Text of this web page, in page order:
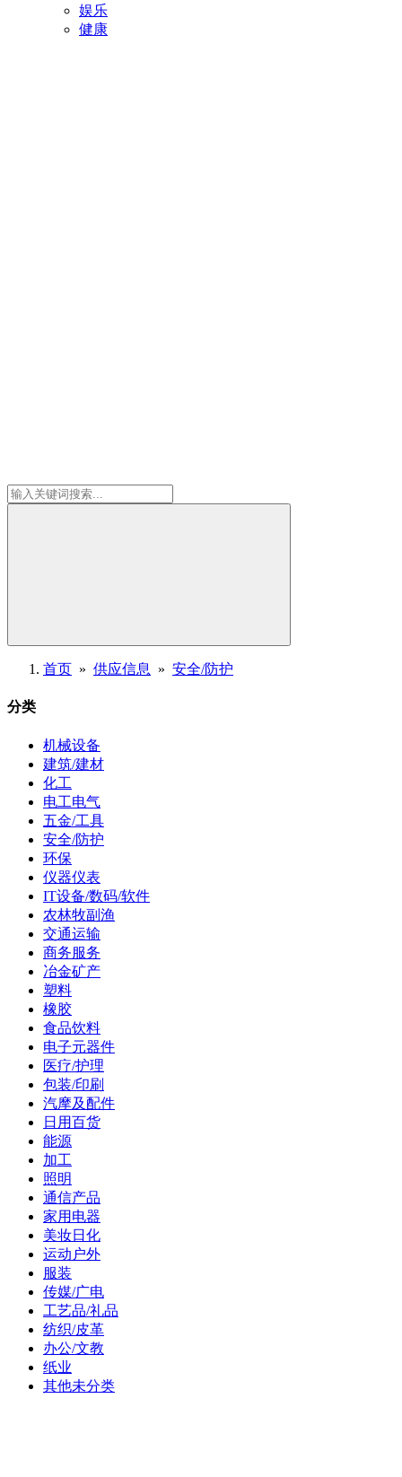
娱乐
健康
首页 » 供应信息 » 安全/防护
分类
机械设备
建筑/建材
化工
电工电气
五金/工具
安全/防护
环保
仪器仪表
IT设备/数码/软件
农林牧副渔
交通运输
商务服务
冶金矿产
塑料
橡胶
食品饮料
电子元器件
医疗/护理
包装/印刷
汽摩及配件
日用百货
能源
加工
照明
通信产品
家用电器
美妆日化
运动户外
服装
传媒/广电
工艺品/礼品
纺织/皮革
办公/文教
纸业
其他未分类